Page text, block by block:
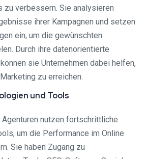
zu verbessern. Sie analysieren
ihrer Kampagnen und setzen
ein, um die gewünschten
Durch ihre datenorientierte
sie Unternehmen dabei helfen,
zu erreichen.
und Tools
nutzen fortschrittliche
um die Performance im Online
Sie haben Zugang zu